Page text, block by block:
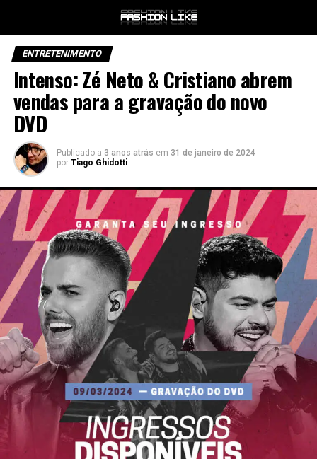
ENTRETENIMENTO
Intenso: Zé Neto & Cristiano abrem
vendas para a gravação do novo
DVD
Publicado a 3 anos atrás em 31 de janeiro de 2024
por Tiago Ghidotti